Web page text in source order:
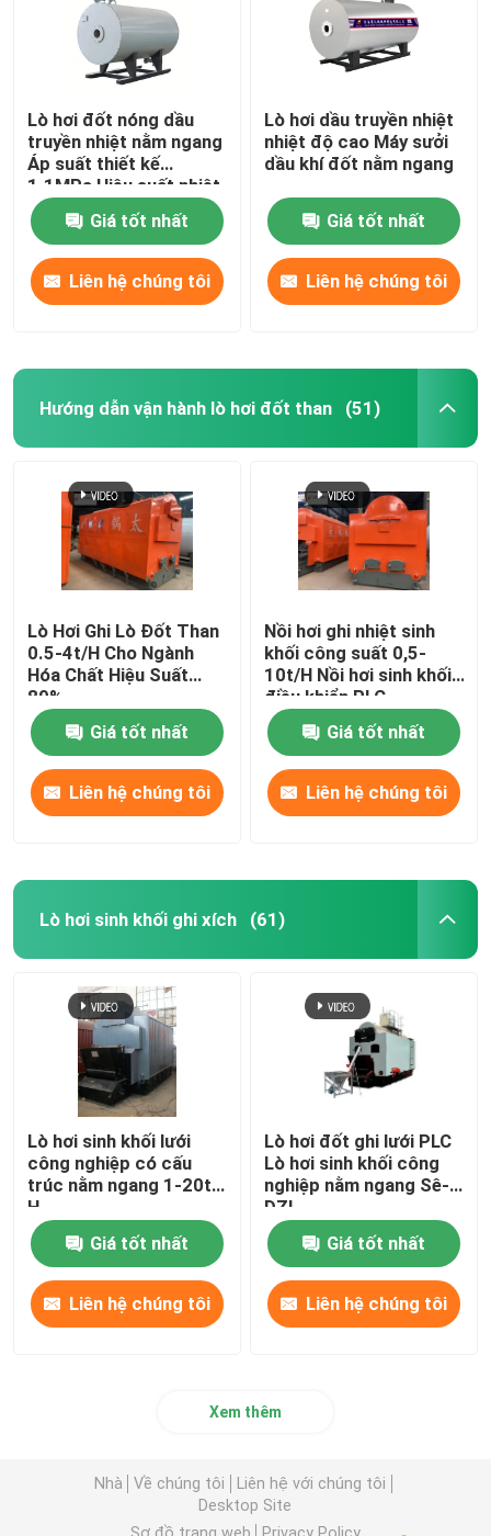
Lò hơi đốt nóng dầu
truyền nhiệt nằm ngang
Áp suất thiết kế
1.1MPa Hiệu suất nhiệt
96%
Giá tốt nhất
Liên hệ chúng tôi
Lò hơi dầu truyền nhiệt
nhiệt độ cao Máy sưởi
dầu khí đốt nằm ngang
Giá tốt nhất
Liên hệ chúng tôi
Hướng dẫn vận hành lò hơi đốt than (51)
Lò Hơi Ghi Lò Đốt Than
0.5-4t/H Cho Ngành
Hóa Chất Hiệu Suất
89%
Giá tốt nhất
Liên hệ chúng tôi
Nồi hơi ghi nhiệt sinh
khối công suất 0,5-
10t/H Nồi hơi sinh khối
điều khiển PLC
Giá tốt nhất
Liên hệ chúng tôi
Lò hơi sinh khối ghi xích (61)
Lò hơi sinh khối lưới
công nghiệp có cấu
trúc nằm ngang 1-20t /
H
Giá tốt nhất
Liên hệ chúng tôi
Lò hơi đốt ghi lưới PLC
Lò hơi sinh khối công
nghiệp nằm ngang Sê-ri
DZL
Giá tốt nhất
Liên hệ chúng tôi
Xem thêm
Nhà Về chúng tôi
Liên hệ với chúng tôi
Desktop Site
Sơ đồ trang web
Privacy Policy